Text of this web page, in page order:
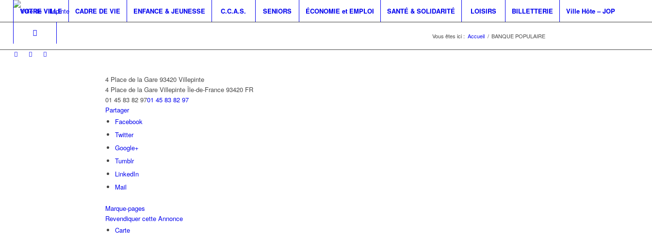
VOTRE VILLE CADRE DE VIE ENFANCE & JEUNESSE C.C.A.S. SENIORS ÉCONOMIE et EMPLOI SANTÉ & SOLIDARITÉ LOISIRS BILLETTERIE Ville Hôte – JOP
Vous êtes ici : Accueil / BANQUE POPULAIRE
4 Place de la Gare 93420 Villepinte
4 Place de la Gare Villepinte Île-de-France 93420 FR
01 45 83 82 9701 45 83 82 97
Partager
Facebook
Twitter
Google+
Tumblr
LinkedIn
Mail
Marque-pages
Revendiquer cette Annonce
Carte